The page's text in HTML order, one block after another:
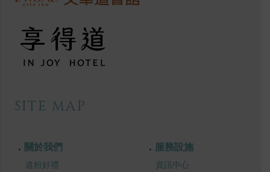
SITE MAP
關於我們
道粉好禮
服務設施
資訊中心